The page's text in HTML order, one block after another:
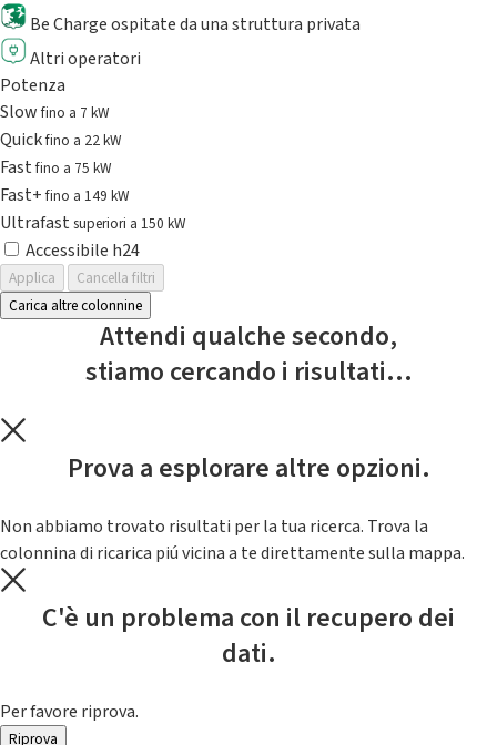
Be Charge ospitate da una struttura privata
Altri operatori
Potenza
Slowfino a 7 kW
Quickfino a 22 kW
Fastfino a 75 kW
Fast+fino a 149 kW
Ultrafast superiori a 150 kW
Accessibile h24
Applica
Cancella filtri
Carica altre colonnine
Attendi qualche secondo,
stiamo cercando i risultati...
Prova a esplorare altre opzioni.
Non abbiamo trovato risultati per la tua ricerca. Trova la
colonnina di ricarica piú vicina a te direttamente sulla mappa.
C'è un problema con il recupero dei
dati.
Per favore riprova.
Riprova